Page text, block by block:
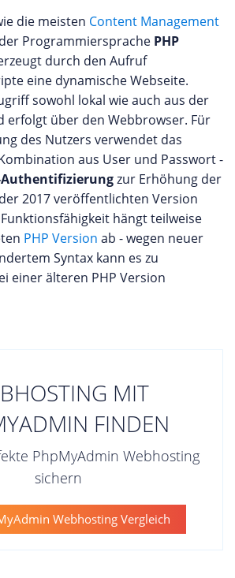
die meisten Content Management
Programmiersprache PHP
durch den Aufruf
eine dynamische Webseite.
sowohl lokal wie auch aus der
erfolgt über den Webbrowser. Für
des Nutzers verwendet das
aus User und Passwort -
zur Erhöhung der
2017 veröffentlichten Version
hängt teilweise
PHP Version ab - wegen neuer
Syntax kann es zu
einer älteren PHP Version
MIT
FINDEN
PhpMyAdmin Webhosting
sichern
Webhosting Vergleich